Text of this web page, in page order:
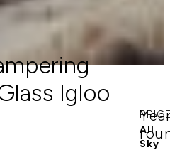
Igloo
All
Sky